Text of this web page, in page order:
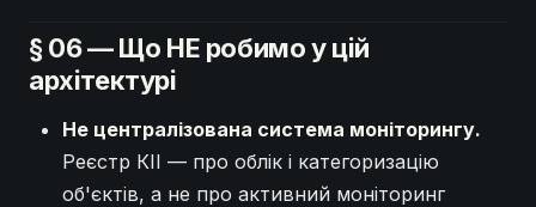
§ 06 — Що НЕ робимо у цій
архітектурі
Не централізована система моніторингу.
Реєстр КІІ — про облік і категоризацію
об'єктів, а не про активний моніторинг